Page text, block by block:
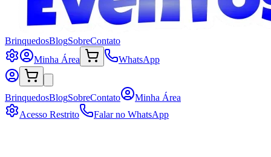
BrinquedosBlogSobreContato
Minha Área
WhatsApp
BrinquedosBlogSobreContato
Minha Área
Acesso Restrito
Falar no WhatsApp